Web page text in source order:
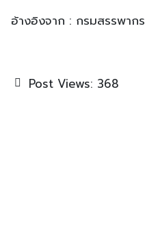
อ้างอิงจาก : กรมสรรพากร
Post Views: 368